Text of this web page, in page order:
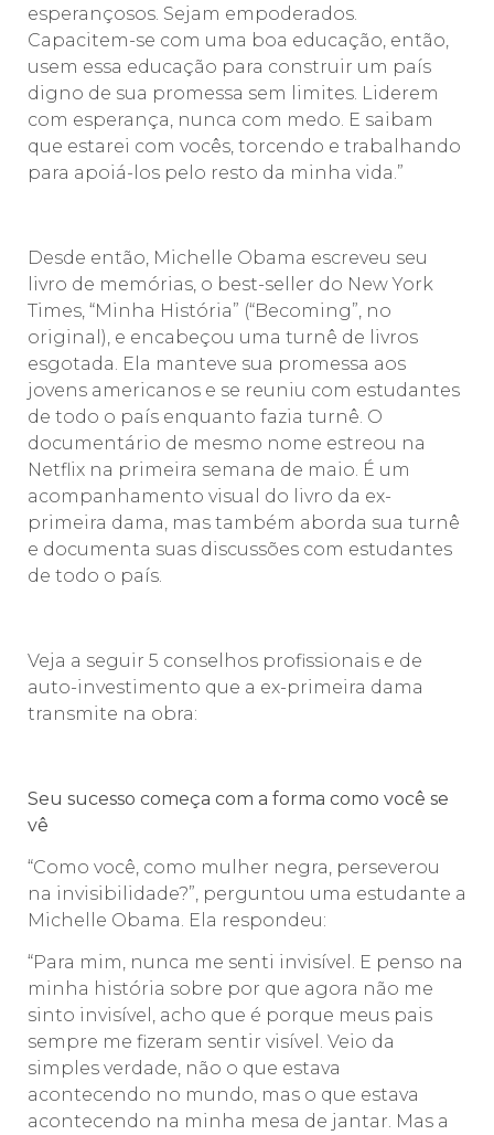
esperançosos. Sejam empoderados.
Capacitem-se com uma boa educação, então,
usem essa educação para construir um país
digno de sua promessa sem limites. Liderem
com esperança, nunca com medo. E saibam
que estarei com vocês, torcendo e trabalhando
para apoiá-los pelo resto da minha vida.”
Desde então, Michelle Obama escreveu seu
livro de memórias, o best-seller do New York
Times, “Minha História” (“Becoming”, no
original), e encabeçou uma turnê de livros
esgotada. Ela manteve sua promessa aos
jovens americanos e se reuniu com estudantes
de todo o país enquanto fazia turnê. O
documentário de mesmo nome estreou na
Netflix na primeira semana de maio. É um
acompanhamento visual do livro da ex-
primeira dama, mas também aborda sua turnê
e documenta suas discussões com estudantes
de todo o país.
Veja a seguir 5 conselhos profissionais e de
auto-investimento que a ex-primeira dama
transmite na obra:
Seu sucesso começa com a forma como você se
vê
“Como você, como mulher negra, perseverou
na invisibilidade?”, perguntou uma estudante a
Michelle Obama. Ela respondeu:
“Para mim, nunca me senti invisível. E penso na
minha história sobre por que agora não me
sinto invisível, acho que é porque meus pais
sempre me fizeram sentir visível. Veio da
simples verdade, não o que estava
acontecendo no mundo, mas o que estava
acontecendo na minha mesa de jantar. Mas a